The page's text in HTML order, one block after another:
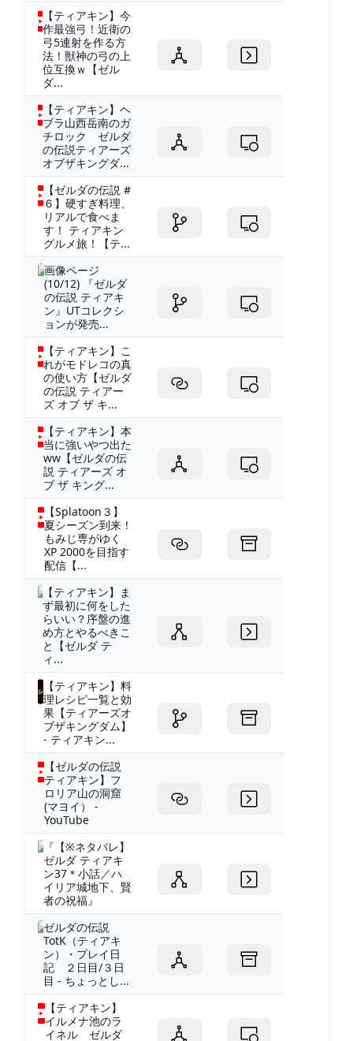
【ティアキン】今
作最強弓！近衛の
弓5連射を作る方
法！獣神の弓の上
位互換ｗ【ゼル
ダ...
【ティアキン】ヘ
ブラ山西岳南のガ
チロック ゼルダ
の伝説ティアーズ
オブザキングダ...
【ゼルダの伝説 #
６】硬すぎ料理、
リアルで食べま
す！ ティアキン
グルメ旅！【テ...
画像ページ
(10/12) 『ゼルダ
の伝説 ティアキ
ン』UTコレクシ
ョンが発売...
【ティアキン】こ
れがモドレコの真
の使い方【ゼルダ
の伝説 ティアー
ズ オブ ザ キ...
【ティアキン】本
当に強いやつ出た
ww【ゼルダの伝
説 ティアーズ オ
ブ ザ キング...
【Splatoon３】
夏シーズン到来！
もみじ専がゆく
XP 2000を目指す
配信【...
【ティアキン】ま
ず最初に何をした
らいい？序盤の進
め方とやるべきこ
と【ゼルダ テ
ィ...
【ティアキン】料
理レシピ一覧と効
果【ティアーズオ
ブザキングダム】
- ティアキン...
【ゼルダの伝説
ティアキン】フ
ロリア山の洞窟
(マヨイ） -
YouTube
『【※ネタバレ】
ゼルダ ティアキ
ン37＊小話／ハ
イリア城地下、賢
者の祝福』
ゼルダの伝説
TotK（ティアキ
ン）・プレイ日
記 ２日目/３日
目 - ちょっとし...
【ティアキン】
イルメナ池のラ
イネル ゼルダ